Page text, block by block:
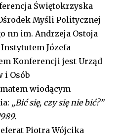
Świętokrzyska
Myśli Politycznej
nn im. Andrzeja Ostoja
Józefa
Konferencji jest Urząd
i Osób
wiodącym
„Bić się, czy się nie bić?”
Piotra Wójcika